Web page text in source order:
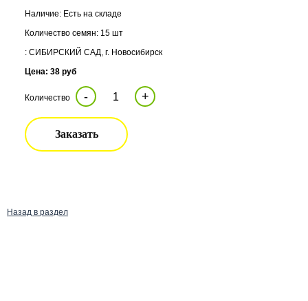
Наличие: Есть на складе
Количество семян: 15 шт
: СИБИРСКИЙ САД, г. Новосибирск
Цена: 38 руб
Количество - +
Заказать
Назад в раздел